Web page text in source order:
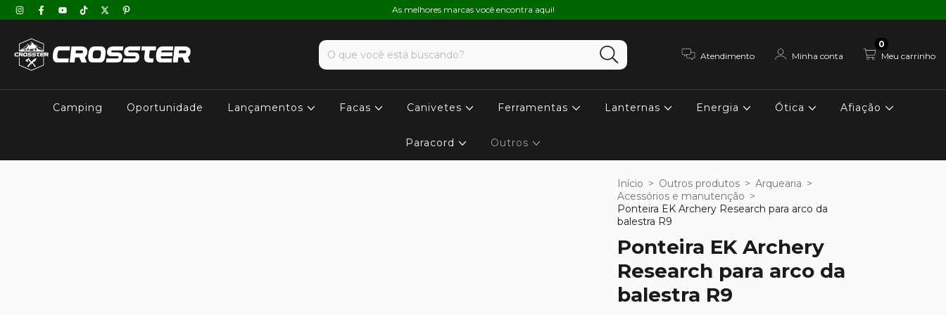
As melhores marcas você encontra aqui!
Atendimento Minha conta Meu carrinho
0
Camping Oportunidade Lançamentos Facas Canivetes Ferramentas Lanternas Energia Ótica Afiação
Paracord Outros
Início > Outros produtos > Arquearia >
Acessórios e manutenção >
Ponteira EK Archery Research para arco da
balestra R9
Ponteira EK Archery
Research para arco da
balestra R9